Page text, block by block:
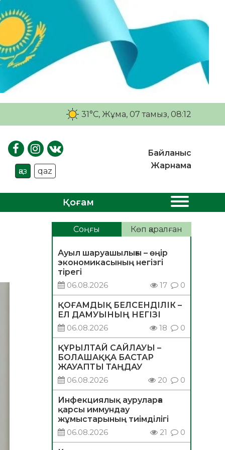
31°C, Жұма, 07 тамыз, 08:12
қаз qaz
Байланыс
Жарнама
Қоғам
Соңғы Көп қаралған
Ауыл шаруашылығы – өңір
экономикасының негізгі
тірегі
06.08.2026
17 0
ҚОҒАМДЫҚ БЕЛСЕНДІЛІК –
ЕЛ ДАМУЫНЫҢ НЕГІЗІ
06.08.2026
18 0
ҚҰРЫЛТАЙ САЙЛАУЫ –
БОЛАШАҚҚА БАСТАР
ЖАУАПТЫ ТАҢДАУ
06.08.2026
20 0
Инфекциялық ауруларға
қарсы иммундау
жұмыстарының тиімділігі
06.08.2026
21 0